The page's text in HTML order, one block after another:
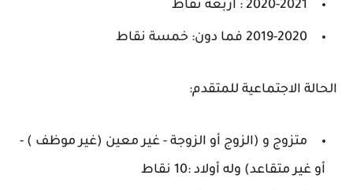
2020-2021 : أربعة نقاط
2019-2020 فما دون: خمسة نقاط
الحالة الاجتماعية للمتقدم:
متزوج و (الزوج أو الزوجة - غير معين (غير موظف ) -
أو غير متقاعد) وله أولاد :10 نقاط